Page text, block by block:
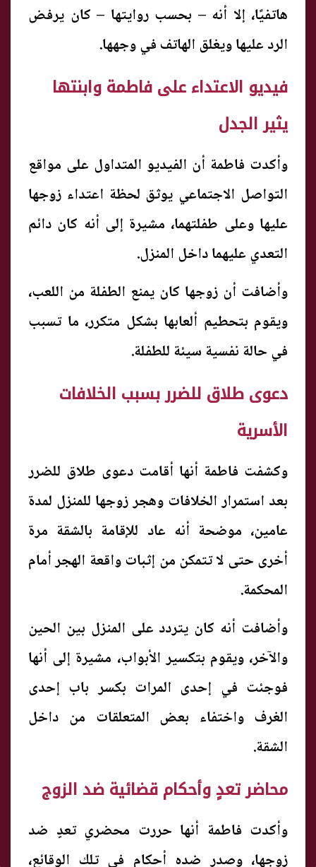
هاتفيًا، إلا أنه – بحسب روايتها – كان يرفض
الرد عليها ويغلق الهاتف في وجهها.
فيديو الاعتداء على فاطمة وابنتها
يثير الجدل
وأكدت فاطمة أن الفيديو المتداول على مواقع
التواصل الاجتماعي يوثق لحظة اعتداء زوجها
عليها وعلى طفلتهما، مشيرة إلى أنه كان دائم
التعدي عليهما داخل المنزل.
وأضافت أن زوجها كان يمنع الطفلة من اللعب،
ويقوم بتحطيم ألعابها بشكل متكرر، ما تسبب
في حالة نفسية سيئة للطفلة.
دعوى طلاق للضرر بسبب الخلافات
الأسرية
وكشفت فاطمة أنها أقامت دعوى طلاق للضرر
بعد استمرار الخلافات وهجر زوجها للمنزل لمدة
عامين، موضحة أنه عاد للإقامة بالشقة مرة
أخرى حتى لا تتمكن من إثبات واقعة الهجر أمام
المحكمة.
وأضافت أنه كان يتردد على المنزل بين الحين
والآخر، ويقوم بتكسير الأبواب، مشيرة إلى أنها
فوجئت في إحدى المرات بكسر باب إحدى
الغرف واختفاء بعض المتعلقات من داخل
الشقة.
محاضر تعدٍ وأحكام قضائية ضد الزوج
وأكدت فاطمة أنها حررت محضري تعدٍ ضد
زوجها، وصدر ضده أحكام في تلك الوقائع،